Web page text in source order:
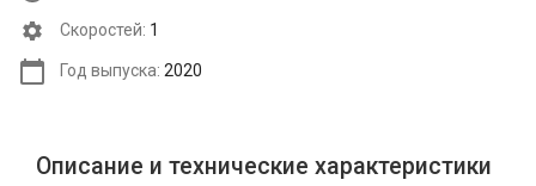
Cкоростей: 1
Год выпуска: 2020
Описание и технические характеристики